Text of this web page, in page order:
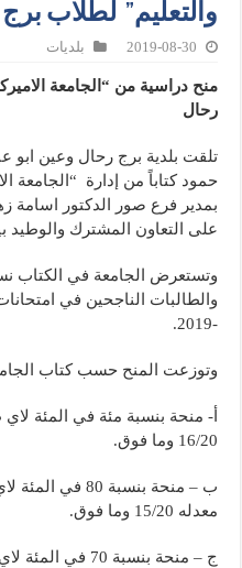
والتعليم” لطلاب
2019-08-30 بلديات
منح دراسية من “الجامعة
رحال
تلقت بلدية برج رحال وعين
حمود كتاباً من إدارة “الجامعة
بمدير فرع صور الدكتور اسامة
على التعاون المشترك والوطيد
وتستعرض الجامعة في الكتاب
-2019.
وتوزعت المنح حسب كتاب
أ- منحة بنسبة مئة في المئة
16/20 وما فوق.
ب – منحة بنسبة
معدله 15/20 وما فوق.
ج – منحة بنسبة